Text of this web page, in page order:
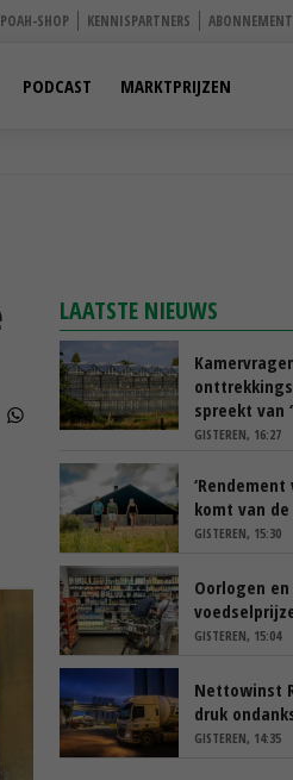
POAH-SHOP KENNISPARTNERS ABONNEMENT
PODCAST MARKTPRIJZEN
LAATSTE NIEUWS
spreekt van
GISTEREN, 16:27
komt van de
GISTEREN, 15:30
Oorlogen
GISTEREN, 15:04
Nettowinst
druk
GISTEREN, 14:35